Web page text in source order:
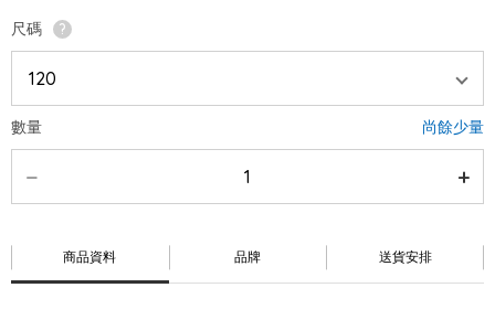
尺碼 ?
數量 尚餘少量
商品資料 品牌 送貨安排